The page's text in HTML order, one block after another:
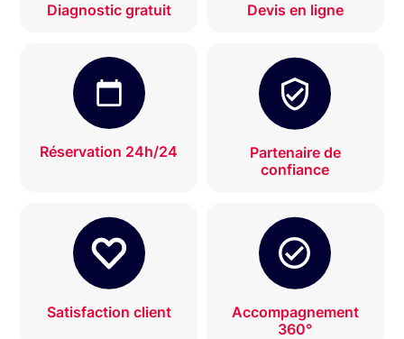
Diagnostic gratuit Devis en ligne
Réservation 24h/24
Partenaire de
confiance
Satisfaction client
Accompagnement
360°